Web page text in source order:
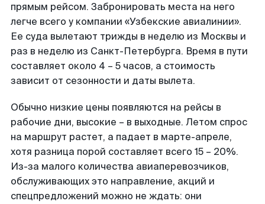
прямым рейсом. Забронировать места на него
легче всего у компании «Узбекские авиалинии».
Ее суда вылетают трижды в неделю из Москвы и
раз в неделю из Санкт-Петербурга. Время в пути
составляет около 4 – 5 часов, а стоимость
зависит от сезонности и даты вылета.
Обычно низкие цены появляются на рейсы в
рабочие дни, высокие – в выходные. Летом спрос
на маршрут растет, а падает в марте-апреле,
хотя разница порой составляет всего 15 – 20%.
Из-за малого количества авиаперевозчиков,
обслуживающих это направление, акций и
спецпредложений можно не ждать: они